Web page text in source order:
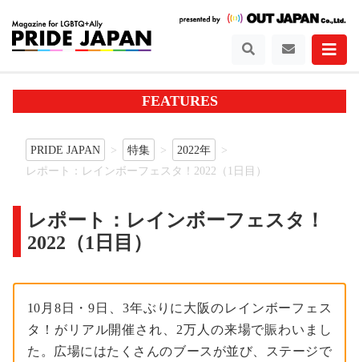
FEATURES
PRIDE JAPAN 特集
2022年
レポート：レインボーフェスタ！2022（1日目）
レポート：レインボーフェスタ！
2022（1日目）
10月8日・9日、3年ぶりに大阪のレインボーフェス
タ！がリアル開催され、2万人の来場で賑わいまし
た。広場にはたくさんのブースが並び、ステージで